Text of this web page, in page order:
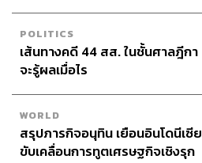
POLITICS
เส้นทางคดี 44 สส. ในชั้นศาลฎีกา
จะรู้ผลเมื่อไร
WORLD
สรุปภารกิจอนุทิน เยือนอินโดนีเซีย
ขับเคลื่อนการทูตเศรษฐกิจเชิงรุก